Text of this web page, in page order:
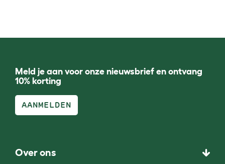
Meld je aan voor onze nieuwsbrief en ontvang
10% korting
AANMELDEN
Over ons